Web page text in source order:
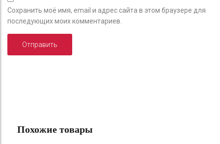
Сохранить моё имя, email и адрес сайта в этом браузере для
последующих моих комментариев.
Похожие товары